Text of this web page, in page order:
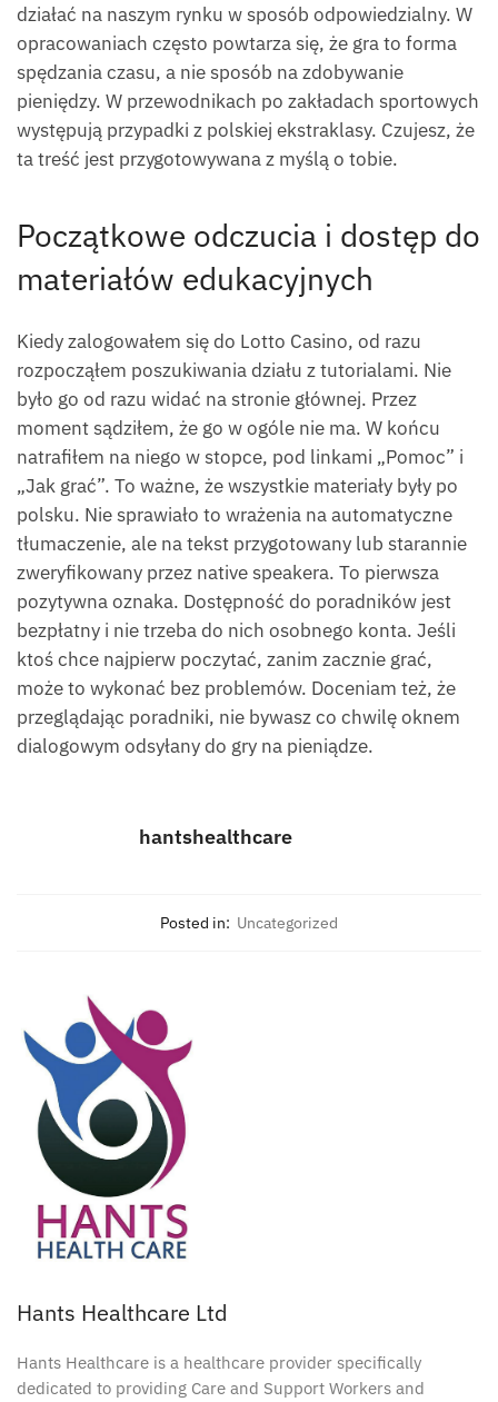
działać na naszym rynku w sposób odpowiedzialny. W
opracowaniach często powtarza się, że gra to forma
spędzania czasu, a nie sposób na zdobywanie
pieniędzy. W przewodnikach po zakładach sportowych
występują przypadki z polskiej ekstraklasy. Czujesz, że
ta treść jest przygotowywana z myślą o tobie.
Początkowe odczucia i dostęp do
materiałów edukacyjnych
Kiedy zalogowałem się do Lotto Casino, od razu
rozpocząłem poszukiwania działu z tutorialami. Nie
było go od razu widać na stronie głównej. Przez
moment sądziłem, że go w ogóle nie ma. W końcu
natrafiłem na niego w stopce, pod linkami „Pomoc” i
„Jak grać”. To ważne, że wszystkie materiały były po
polsku. Nie sprawiało to wrażenia na automatyczne
tłumaczenie, ale na tekst przygotowany lub starannie
zweryfikowany przez native speakera. To pierwsza
pozytywna oznaka. Dostępność do poradników jest
bezpłatny i nie trzeba do nich osobnego konta. Jeśli
ktoś chce najpierw poczytać, zanim zacznie grać,
może to wykonać bez problemów. Doceniam też, że
przeglądając poradniki, nie bywasz co chwilę oknem
dialogowym odsyłany do gry na pieniądze.
hantshealthcare
Posted in: Uncategorized
Hants Healthcare Ltd
Hants Healthcare is a healthcare provider specifically
dedicated to providing Care and Support Workers and